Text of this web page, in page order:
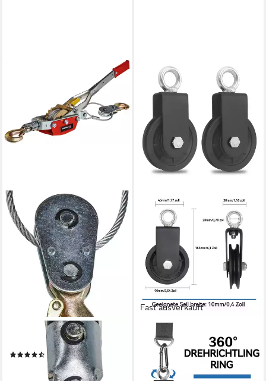
Seilzug TC-LW 2000
(4)
lieferbar - in 3-4 Werktagen bei dir
Fast ausverkauft
BLINGBIN
Umlenkrolle 2 Stück 90mm
Seilrolle mit U Haltebügel,
Flaschenzug, Drahtseilrolle,